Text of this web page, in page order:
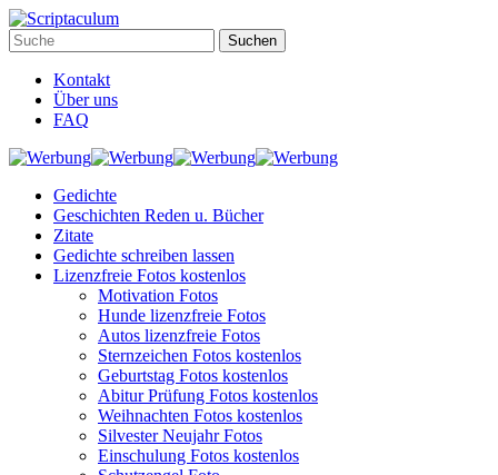
Kontakt
Über uns
FAQ
Gedichte
Geschichten Reden u. Bücher
Zitate
Gedichte schreiben lassen
Lizenzfreie Fotos kostenlos
Motivation Fotos
Hunde lizenzfreie Fotos
Autos lizenzfreie Fotos
Sternzeichen Fotos kostenlos
Geburtstag Fotos kostenlos
Abitur Prüfung Fotos kostenlos
Weihnachten Fotos kostenlos
Silvester Neujahr Fotos
Einschulung Fotos kostenlos